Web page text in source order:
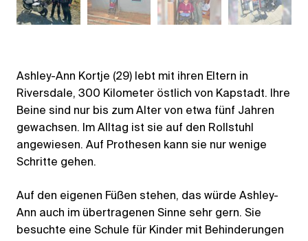
Ashley-Ann Kortje (29) lebt mit ihren Eltern in
Riversdale, 300 Kilometer östlich von Kapstadt. Ihre
Beine sind nur bis zum Alter von etwa fünf Jahren
gewachsen. Im Alltag ist sie auf den Rollstuhl
angewiesen. Auf Prothesen kann sie nur wenige
Schritte gehen.
Auf den eigenen Füßen stehen, das würde Ashley-
Ann auch im übertragenen Sinne sehr gern. Sie
besuchte eine Schule für Kinder mit Behinderungen